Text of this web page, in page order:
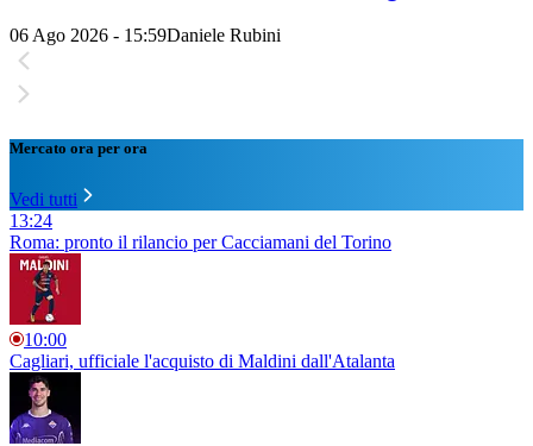
06 Ago 2026 - 15:59Daniele Rubini
Mercato ora per ora
Vedi tutti
13:24
Roma: pronto il rilancio per Cacciamani del Torino
10:00
Cagliari, ufficiale l'acquisto di Maldini dall'Atalanta